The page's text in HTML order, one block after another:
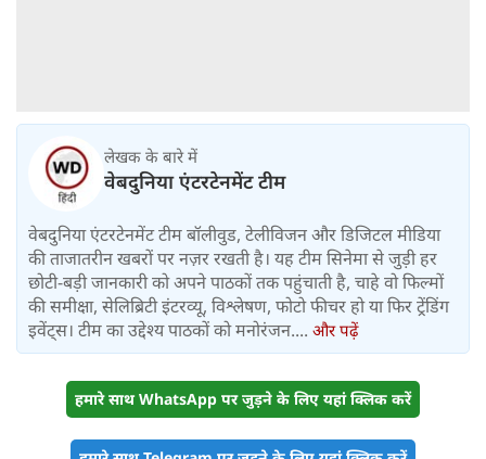
लेखक के बारे में
वेबदुनिया एंटरटेनमेंट टीम
वेबदुनिया एंटरटेनमेंट टीम बॉलीवुड, टेलीविजन और डिजिटल मीडिया
की ताजातरीन खबरों पर नज़र रखती है। यह टीम सिनेमा से जुड़ी हर
छोटी-बड़ी जानकारी को अपने पाठकों तक पहुंचाती है, चाहे वो फिल्मों
की समीक्षा, सेलिब्रिटी इंटरव्यू, विश्लेषण, फोटो फीचर हो या फिर ट्रेंडिंग
इवेंट्स। टीम का उद्देश्य पाठकों को मनोरंजन.... और पढ़ें
हमारे साथ WhatsApp पर जुड़ने के लिए यहां क्लिक करें